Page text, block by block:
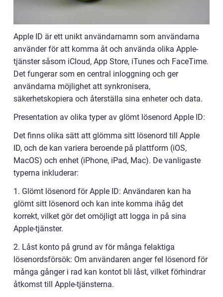
Apple ID är ett unikt användarnamn som användarna
använder för att komma åt och använda olika Apple-
tjänster såsom iCloud, App Store, iTunes och FaceTime.
Det fungerar som en central inloggning och ger
användarna möjlighet att synkronisera,
säkerhetskopiera och återställa sina enheter och data.
Presentation av olika typer av glömt lösenord Apple ID:
Det finns olika sätt att glömma sitt lösenord till Apple
ID, och de kan variera beroende på plattform (iOS,
MacOS) och enhet (iPhone, iPad, Mac). De vanligaste
typerna inkluderar:
1. Glömt lösenord för Apple ID: Användaren kan ha
glömt sitt lösenord och kan inte komma ihåg det
korrekt, vilket gör det omöjligt att logga in på sina
Apple-tjänster.
2. Låst konto på grund av för många felaktiga
lösenordsförsök: Om användaren anger fel lösenord för
många gånger i rad kan kontot bli låst, vilket förhindrar
åtkomst till Apple-tjänsterna.